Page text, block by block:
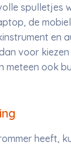
spulletjes
de
en
voor
meteen ook
heeft,